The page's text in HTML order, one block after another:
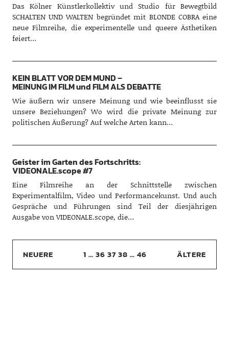
Das Kölner Künstlerkollektiv und Studio für Bewegtbild
SCHALTEN UND WALTEN begründet mit BLONDE COBRA eine
neue Filmreihe, die experimentelle und queere Ästhetiken
feiert…
KEIN BLATT VOR DEM MUND –
MEINUNG IM FILM und FILM ALS DEBATTE
Wie äußern wir unsere Meinung und wie beeinflusst sie
unsere Beziehungen? Wo wird die private Meinung zur
politischen Äußerung? Auf welche Arten kann…
Geister im Garten des Fortschritts:
VIDEONALE.scope #7
Eine Filmreihe an der Schnittstelle zwischen
Experimentalfilm, Video und Performancekunst. Und auch
Gespräche und Führungen sind Teil der diesjährigen
Ausgabe von VIDEONALE.scope, die…
NEUERE 1 … 36 3738 … 46 ÄLTERE